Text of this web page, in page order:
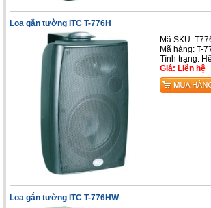
Loa gắn tường ITC T-776H
Mã SKU:
Mã hàng: T-
Tình trạng:
Giá: Liên hệ
Loa gắn tường ITC T-776HW